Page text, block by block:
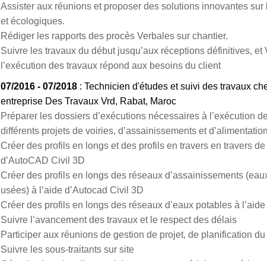
Assister aux réunions et proposer des solutions innovantes
et écologiques.
Rédiger les rapports des procès Verbales sur chantier.
Suivre les travaux du début jusqu’aux réceptions définitives, et
l’exécution des travaux répond aux besoins du client
07/2016 - 07/2018 : Technicien d'études et suivi des travaux
entreprise Des Travaux Vrd, Rabat, Maroc
Préparer les dossiers d’exécutions nécessaires à l’exécution
différents projets de voiries, d’assainissements et
Créer des profils en longs et des profils en travers en travers de
d’AutoCAD Civil 3D
Créer des profils en longs des réseaux d’assainissements
usées) à l’aide d’Autocad Civil 3D
Créer des profils en longs des réseaux d’eaux potables à
Suivre l’avancement des travaux et le respect des délais
Participer aux réunions de gestion de projet, de planification du
Suivre les sous-traitants sur site